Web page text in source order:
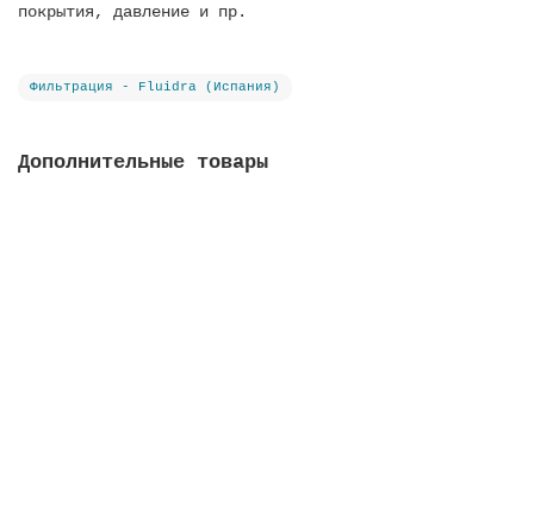
покрытия, давление и пр.
Фильтрация - Fluidra (Испания)
Дополнительные товары